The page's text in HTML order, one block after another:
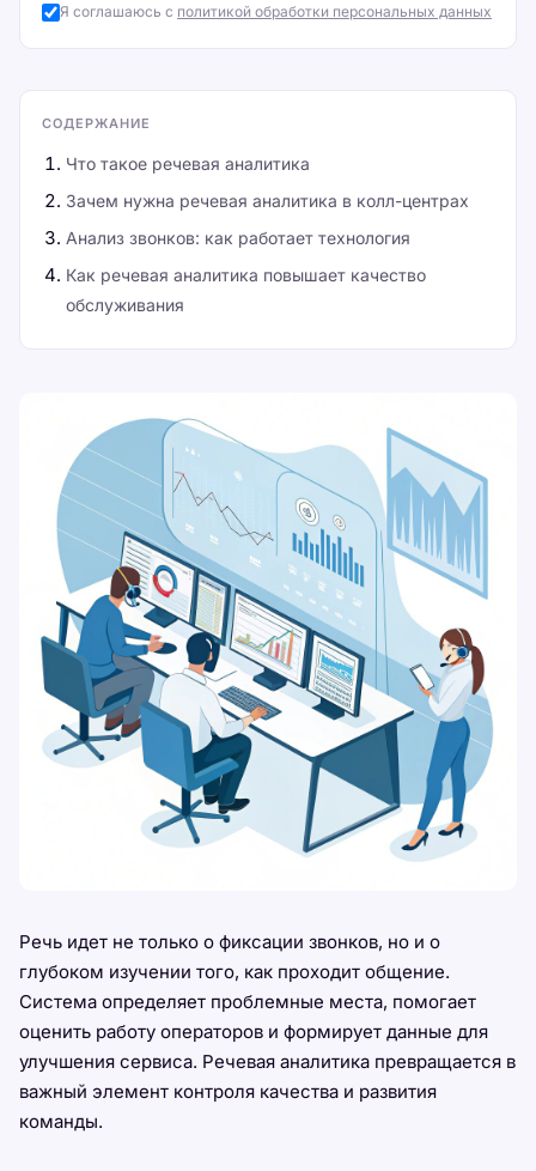
Я соглашаюсь с политикой обработки персональных данных
СОДЕРЖАНИЕ
Что такое речевая аналитика
Зачем нужна речевая аналитика в колл-центрах
Анализ звонков: как работает технология
Как речевая аналитика повышает качество
обслуживания
Речь идет не только о фиксации звонков, но и о
глубоком изучении того, как проходит общение.
Система определяет проблемные места, помогает
оценить работу операторов и формирует данные для
улучшения сервиса. Речевая аналитика превращается в
важный элемент контроля качества и развития
команды.